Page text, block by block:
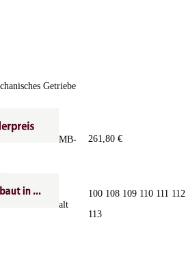
Getriebe
MB-
261,80 €
alt
100 108 109 110 111 112
113